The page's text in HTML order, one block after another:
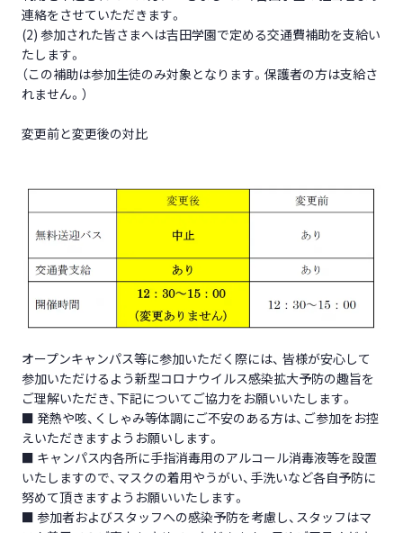
連絡をさせていただきます。
(2) 参加された皆さまへは吉田学園で定める交通費補助を支給い
たします。
（この補助は参加生徒のみ対象となります。保護者の方は支給さ
れません。）
変更前と変更後の対比
オープンキャンパス等に参加いただく際には、 皆様が安心して
参加いただけるよう新型コロナウイルス感染拡大予防の趣旨を
ご理解いただき、下記についてご協力をお願いいたします。
■ 発熱や咳、くしゃみ等体調にご不安のある方は、ご参加をお控
えいただきますようお願いします。
■ キャンパス内各所に手指消毒用のアルコール消毒液等を設置
いたしますので、マスクの着用やうがい、手洗いなど各自予防に
努めて頂きますようお願いいたします。
■ 参加者およびスタッフへの感染予防を考慮し、スタッフはマ